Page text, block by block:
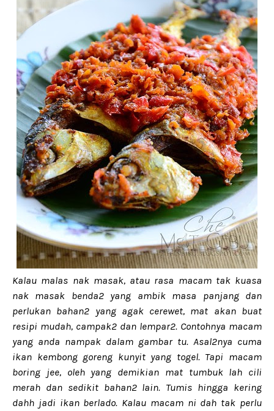
Kalau malas nak masak, atau rasa macam tak kuasa
nak masak benda2 yang ambik masa panjang dan
perlukan bahan2 yang agak cerewet, mat akan buat
resipi mudah, campak2 dan lempar2. Contohnya macam
yang anda nampak dalam gambar tu. Asal2nya cuma
ikan kembong goreng kunyit yang togel. Tapi macam
boring jee, oleh yang demikian mat tumbuk lah cili
merah dan sedikit bahan2 lain. Tumis hingga kering
dahh jadi ikan berlado. Kalau macam ni dah tak perlu